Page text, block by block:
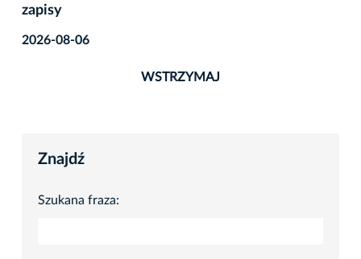
zapisy
2026-08-06
WSTRZYMAJ
Znajdź
Szukana fraza: